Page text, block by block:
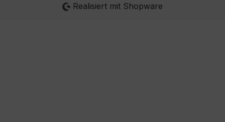
Realisiert mit Shopware